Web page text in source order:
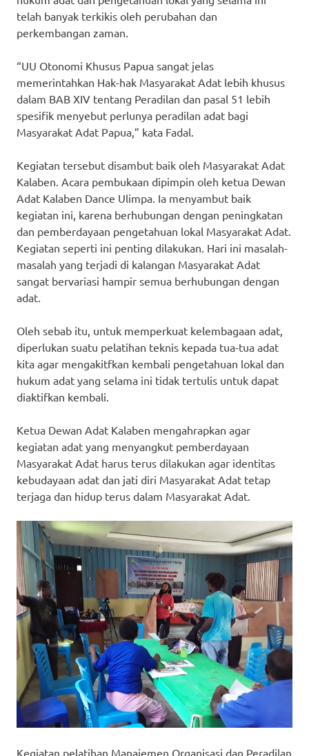
telah banyak terkikis oleh perubahan dan
perkembangan zaman.
“UU Otonomi Khusus Papua sangat jelas
memerintahkan Hak-hak Masyarakat Adat lebih khusus
dalam BAB XIV tentang Peradilan dan pasal 51 lebih
spesifik menyebut perlunya peradilan adat bagi
Masyarakat Adat Papua,” kata Fadal.
Kegiatan tersebut disambut baik oleh Masyarakat Adat
Kalaben. Acara pembukaan dipimpin oleh ketua Dewan
Adat Kalaben Dance Ulimpa. Ia menyambut baik
kegiatan ini, karena berhubungan dengan peningkatan
dan pemberdayaan pengetahuan lokal Masyarakat Adat.
Kegiatan seperti ini penting dilakukan. Hari ini masalah-
masalah yang terjadi di kalangan Masyarakat Adat
sangat bervariasi hampir semua berhubungan dengan
adat.
Oleh sebab itu, untuk memperkuat kelembagaan adat,
diperlukan suatu pelatihan teknis kepada tua-tua adat
kita agar mengakitfkan kembali pengetahuan lokal dan
hukum adat yang selama ini tidak tertulis untuk dapat
diaktifkan kembali.
Ketua Dewan Adat Kalaben mengahrapkan agar
kegiatan adat yang menyangkut pemberdayaan
Masyarakat Adat harus terus dilakukan agar identitas
kebudayaan adat dan jati diri Masyarakat Adat tetap
terjaga dan hidup terus dalam Masyarakat Adat.
Kegiatan pelatihan Manajemen Organisasi dan Peradilan